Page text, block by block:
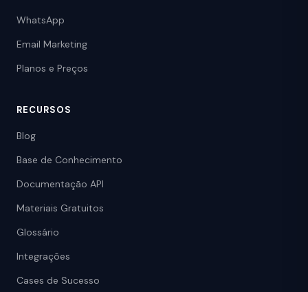
WhatsApp
Email Marketing
Planos e Preços
RECURSOS
Blog
Base de Conhecimento
Documentação API
Materiais Gratuitos
Glossário
Integrações
Cases de Sucesso